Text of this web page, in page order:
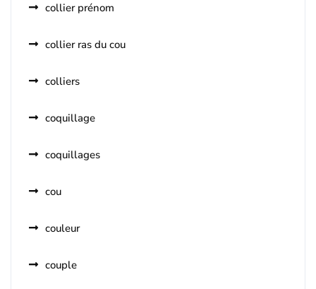
collier prénom
collier ras du cou
colliers
coquillage
coquillages
cou
couleur
couple